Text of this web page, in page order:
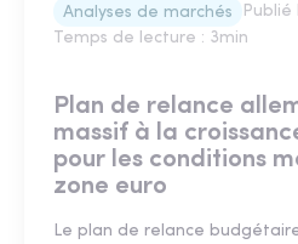
Analyses de marchés Publié
Temps de lecture : 3min
Plan de relance
massif à la
pour les conditions
zone euro
Le plan de relance